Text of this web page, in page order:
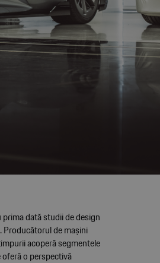
dată studii de design
de mașini
acoperă segmentele
oferă o perspectivă